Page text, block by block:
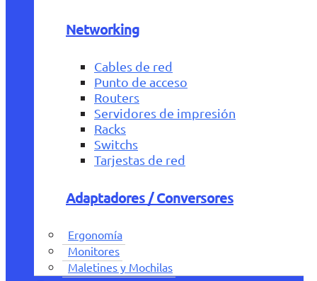
Networking
Cables de red
Punto de acceso
Routers
Servidores de impresión
Racks
Switchs
Tarjestas de red
Adaptadores / Conversores
Ergonomía
Monitores
Maletines y Mochilas